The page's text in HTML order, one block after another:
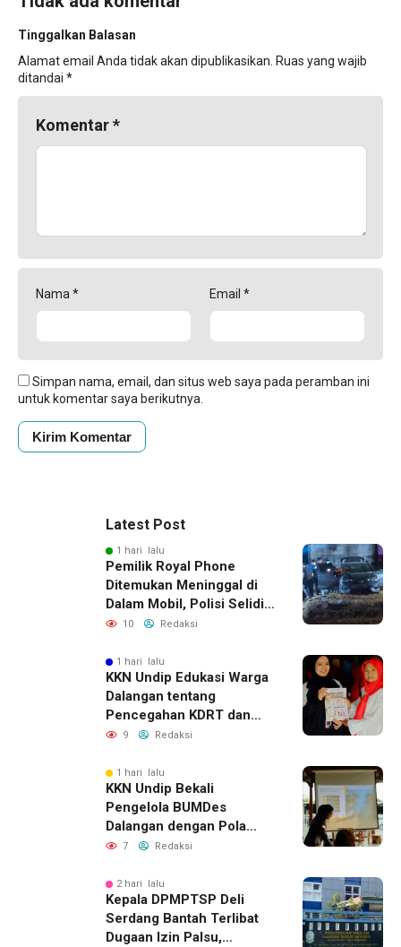
Tinggalkan Balasan
Alamat email Anda tidak akan dipublikasikan. Ruas yang wajib
ditandai *
Komentar*
Nama* Email *
Simpan nama, email, dan situs web saya pada peramban ini
untuk komentar saya berikutnya.
Latest Post
1 hari lalu
Pemilik Royal Phone
Ditemukan Meninggal di
Dalam Mobil, Polisi Selidiki
Dugaan Keterkaitan
10 Redaksi
1 hari lalu
KKN Undip Edukasi Warga
Dalangan tentang
Pencegahan KDRT dan
Komunikasi Keluarga
9 Redaksi
1 hari lalu
KKN Undip Bekali
Pengelola BUMDes
Dalangan dengan Pola
Pikir Inovatif
7 Redaksi
2 hari lalu
Kepala DPMPTSP Deli
Serdang Bantah Terlibat
Dugaan Izin Palsu,